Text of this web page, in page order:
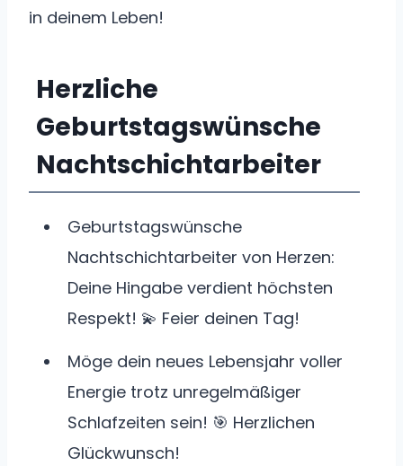
in deinem Leben!
Herzliche
Geburtstagswünsche
Nachtschichtarbeiter
Geburtstagswünsche
Nachtschichtarbeiter von Herzen:
Deine Hingabe verdient höchsten
Respekt! 💫 Feier deinen Tag!
Möge dein neues Lebensjahr voller
Energie trotz unregelmäßiger
Schlafzeiten sein! 🎯 Herzlichen
Glückwunsch!